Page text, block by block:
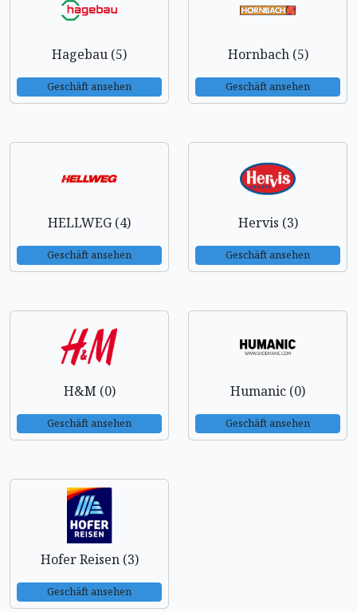
Hagebau (5)
Geschäft ansehen
Hornbach (5)
Geschäft ansehen
HELLWEG (4)
Geschäft ansehen
Hervis (3)
Geschäft ansehen
H&M (0)
Geschäft ansehen
Humanic (0)
Geschäft ansehen
Hofer Reisen (3)
Geschäft ansehen